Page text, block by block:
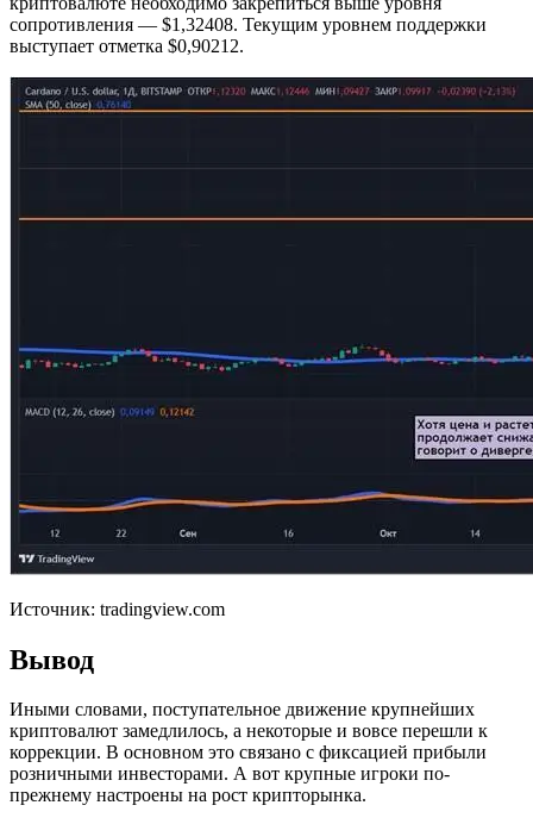
сопротивления — $1,32408. Текущим уровнем поддержки
выступает отметка $0,90212.
Источник: tradingview.com
Вывод
Иными словами, поступательное движение крупнейших
криптовалют замедлилось, а некоторые и вовсе перешли к
коррекции. В основном это связано с фиксацией прибыли
розничными инвесторами. А вот крупные игроки по-
прежнему настроены на рост крипторынка.